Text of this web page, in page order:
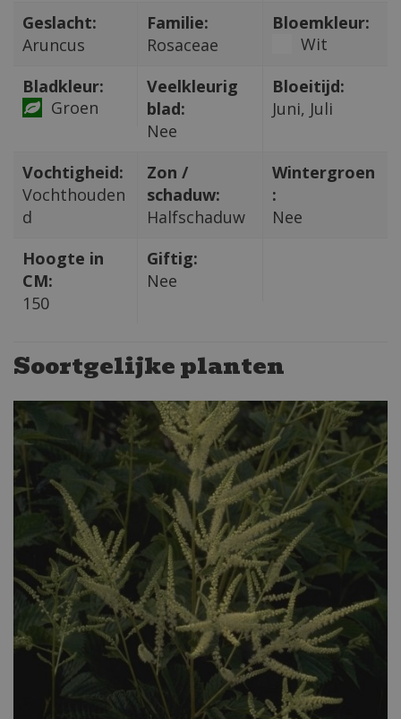
Geslacht:
Aruncus
Familie:
Rosaceae
Bloemkleur:
Wit
Bladkleur:
Groen
Veelkleurig
blad:
Nee
Bloeitijd:
Juni, Juli
Vochtigheid:
Vochthouden
d
Zon /
schaduw:
Halfschaduw
Wintergroen
:
Nee
Hoogte in
CM:
150
Giftig:
Nee
Soortgelijke planten